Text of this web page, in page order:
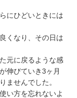
にひどいときには
くなり、その日は
元に戻るような感
伸びていき3ヶ月
ませんでした。
い方を忘れないよ